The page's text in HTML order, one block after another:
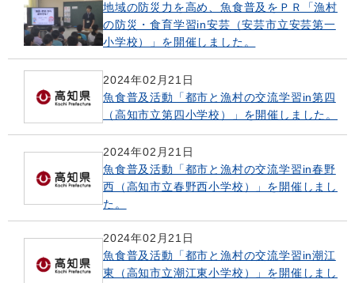
地域の防災力を高め、魚食普及をＰＲ「漁村
の防災・食育学習in安芸（安芸市立安芸第一
小学校）」を開催しました。
2024年02月21日
魚食普及活動「都市と漁村の交流学習in第四
（高知市立第四小学校）」を開催しました。
2024年02月21日
魚食普及活動「都市と漁村の交流学習in春野
西（高知市立春野西小学校）」を開催しまし
た。
2024年02月21日
魚食普及活動「都市と漁村の交流学習in潮江
東（高知市立潮江東小学校）」を開催しまし